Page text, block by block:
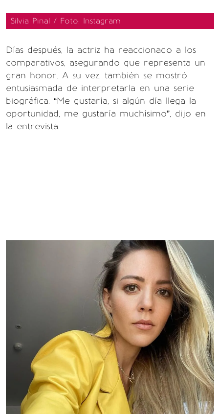
Silvia Pinal / Foto: Instagram
Días después, la actriz ha reaccionado a los
comparativos, asegurando que representa un
gran honor. A su vez, también se mostró
entusiasmada de interpretarla en una serie
biográfica. “Me gustaría, si algún día llega la
oportunidad, me gustaría muchísimo”, dijo en
la entrevista.